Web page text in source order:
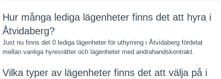
Hur många lediga lägenheter finns det att hyra i
Åtvidaberg?
Just nu finns det 0 lediga lägenheter för uthyrning i Åtvidaberg fördelat
mellan vanliga hyresrätter och lägenheter med andrahandskontrakt.
Vilka typer av lägenheter finns det att välja på i